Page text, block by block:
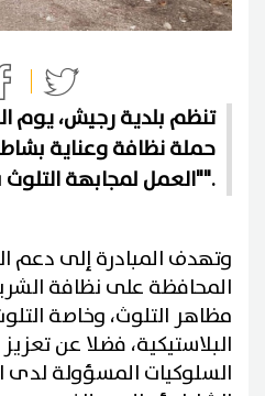
حملة نظافة وعناية
"العمل لمجابهة التلوث بالمواد البلاستيكية".
وتهدف المبادرة إلى دعم
المحافظة على نظافة
مظاهر التلوث، وخاصة
البلاستيكية، فضلا عن
السلوكيات المسؤولة لدى